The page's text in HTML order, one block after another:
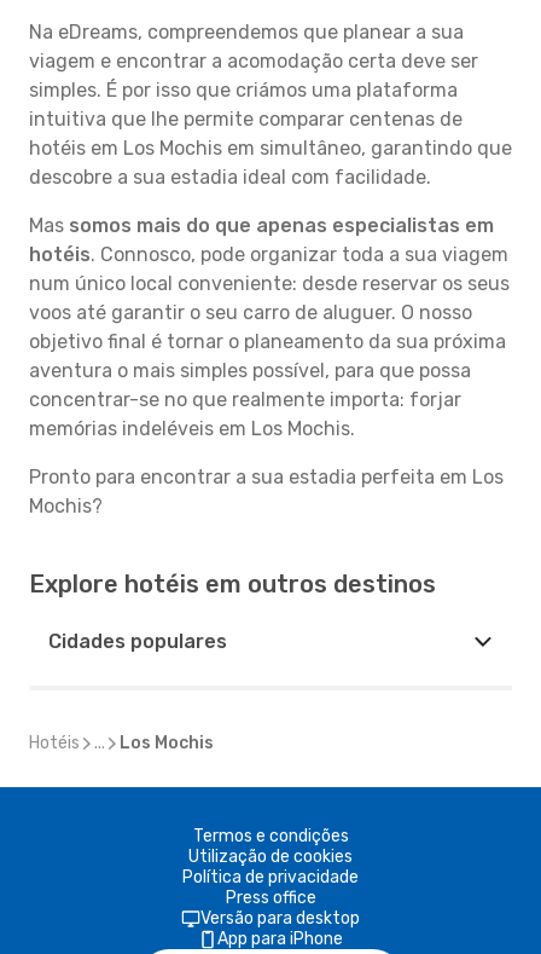
Na eDreams, compreendemos que planear a sua
viagem e encontrar a acomodação certa deve ser
simples. É por isso que criámos uma plataforma
intuitiva que lhe permite comparar centenas de
hotéis em Los Mochis em simultâneo, garantindo que
descobre a sua estadia ideal com facilidade.
Mas somos mais do que apenas especialistas em
hotéis. Connosco, pode organizar toda a sua viagem
num único local conveniente: desde reservar os seus
voos até garantir o seu carro de aluguer. O nosso
objetivo final é tornar o planeamento da sua próxima
aventura o mais simples possível, para que possa
concentrar-se no que realmente importa: forjar
memórias indeléveis em Los Mochis.
Pronto para encontrar a sua estadia perfeita em Los
Mochis?
Explore hotéis em outros destinos
Cidades populares
Hotéis ... Los Mochis
Termos e condições
Utilização de cookies
Política de privacidade
Press office
Versão para desktop
App para iPhone